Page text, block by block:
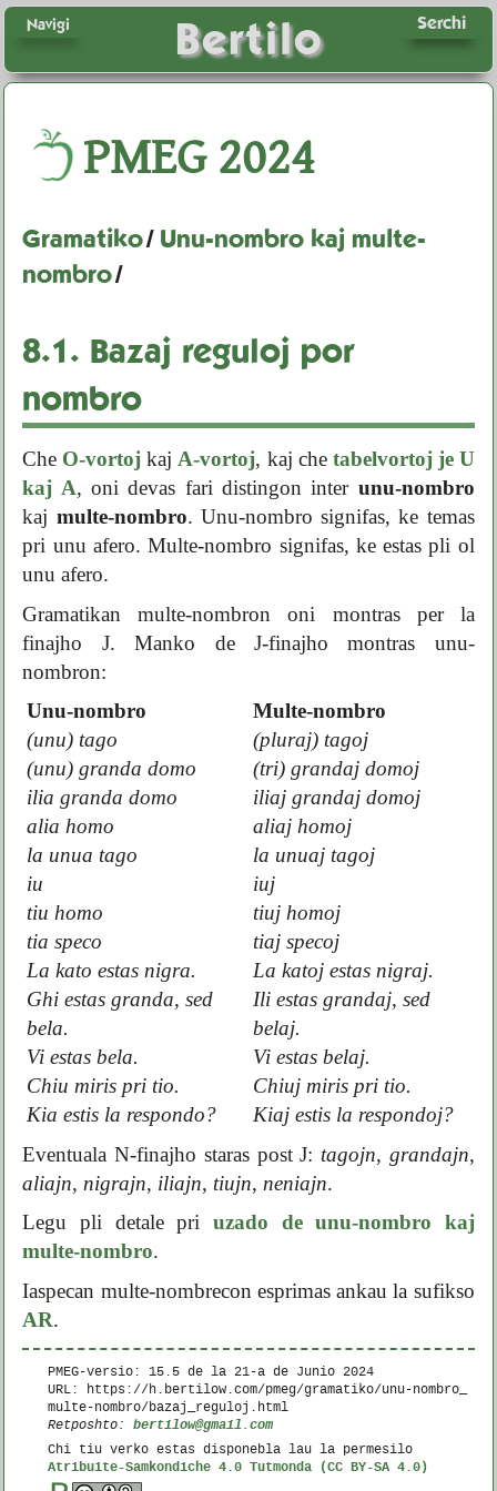
Bertilo Serchi
Navigi
PMEG2024
Gramatiko/ Unu-nombro kaj multe-
nombro/
8.1. Bazaj reguloj por
nombro
Che O-vortoj kaj A-vortoj, kaj che tabelvortoj je U
kaj A, oni devas fari distingon inter unu-nombro
kaj multe-nombro. Unu-nombro signifas, ke temas
pri unu afero. Multe-nombro signifas, ke estas pli ol
unu afero.
Gramatikan multe-nombron oni montras per la
finajho J. Manko de J-finajho montras unu-
nombron:
Unu-nombro
Multe-nombro
(unu) tago
(pluraj) tagoj
(unu) granda domo
(tri) grandaj domoj
ilia granda domo
iliaj grandaj domoj
alia homo
aliaj homoj
la unua tago
la unuaj tagoj
iu
iuj
tiu homo
tiuj homoj
tia speco
tiaj specoj
La kato estas nigra.
La katoj estas nigraj.
Ghi estas granda, sed
bela.
Ili estas grandaj, sed
belaj.
Vi estas bela.
Vi estas belaj.
Chiu miris pri tio.
Chiuj miris pri tio.
Kia estis la respondo?
Kiaj estis la respondoj?
Eventuala N-finajho staras post J: tagojn, grandajn,
aliajn, nigrajn, iliajn, tiujn, neniajn.
Legu pli detale pri uzado de unu-nombro kaj
multe-nombro.
Iaspecan multe-nombrecon esprimas ankau la sufikso
AR.
PMEG-versio: 15.5 de la21-a de Junio 2024
URL: https://h.bertilow.com/pmeg/gramatiko/unu-nombro_
multe-nombro/bazaj_reguloj.html
Retposhto:bertilow@gmail.com
Chi tiu verko estas disponebla lau la permesilo
Atribuite-Samkondiche 4.0 Tutmonda (CC BY-SA 4.0)